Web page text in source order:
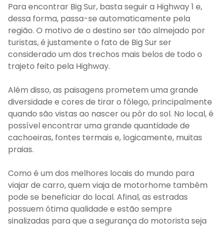
Para encontrar Big Sur, basta seguir a Highway 1 e,
dessa forma, passa-se automaticamente pela
região. O motivo de o destino ser tão almejado por
turistas, é justamente o fato de Big Sur ser
considerado um dos trechos mais belos de todo o
trajeto feito pela Highway.
Além disso, as paisagens prometem uma grande
diversidade e cores de tirar o fôlego, principalmente
quando são vistas ao nascer ou pôr do sol. No local, é
possível encontrar uma grande quantidade de
cachoeiras, fontes termais e, logicamente, muitas
praias.
Como é um dos melhores locais do mundo para
viajar de carro, quem viaja de motorhome também
pode se beneficiar do local. Afinal, as estradas
possuem ótima qualidade e estão sempre
sinalizadas para que a segurança do motorista seja